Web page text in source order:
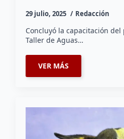
29 julio, 2025 Redacción
Concluyó la capacitación
Taller de Aguas…
VER MÁS